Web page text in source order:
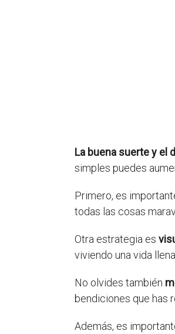
La buena suerte y el
simples puedes
Primero, es
todas las cosas
Otra estrategia es
viviendo una vida
No olvides también
bendiciones que has
Además, es